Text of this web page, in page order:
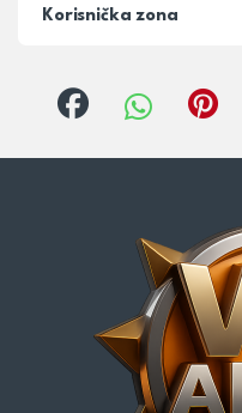
Korisnička zona